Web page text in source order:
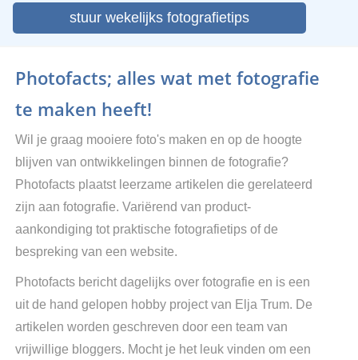
stuur wekelijks fotografietips
Photofacts; alles wat met fotografie
te maken heeft!
Wil je graag mooiere foto's maken en op de hoogte
blijven van ontwikkelingen binnen de fotografie?
Photofacts plaatst leerzame artikelen die gerelateerd
zijn aan fotografie. Variërend van product-
aankondiging tot praktische fotografietips of de
bespreking van een website.
Photofacts bericht dagelijks over fotografie en is een
uit de hand gelopen hobby project van Elja Trum. De
artikelen worden geschreven door een team van
vrijwillige bloggers. Mocht je het leuk vinden om een